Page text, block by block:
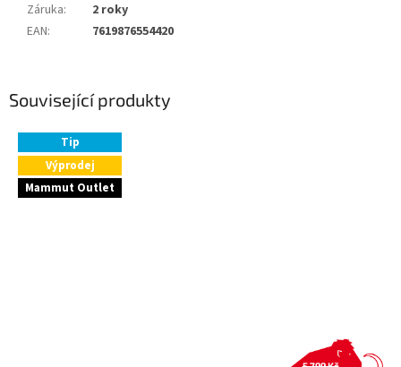
Související produkty
Tip
Výprodej
Mammut Outlet
Záruka:
2 roky
EAN: 7619876554420